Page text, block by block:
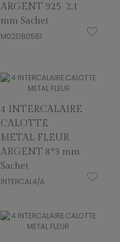
ARGENT 925 2.1
mm Sachet
M02DB0551
4 INTERCALAIRE
CALOTTE
METAL FLEUR
ARGENT 8*3 mm
Sachet
INTERCAL4/A